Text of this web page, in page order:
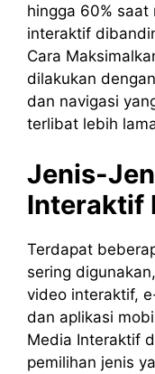
hingga 60% saat
interaktif
Cara
dilakukan
dan navigasi
terlibat lebih
Jenis-
Interaktif
Terdapat
sering
video interaktif,
dan aplikasi
Media Interaktif
pemilihan jenis